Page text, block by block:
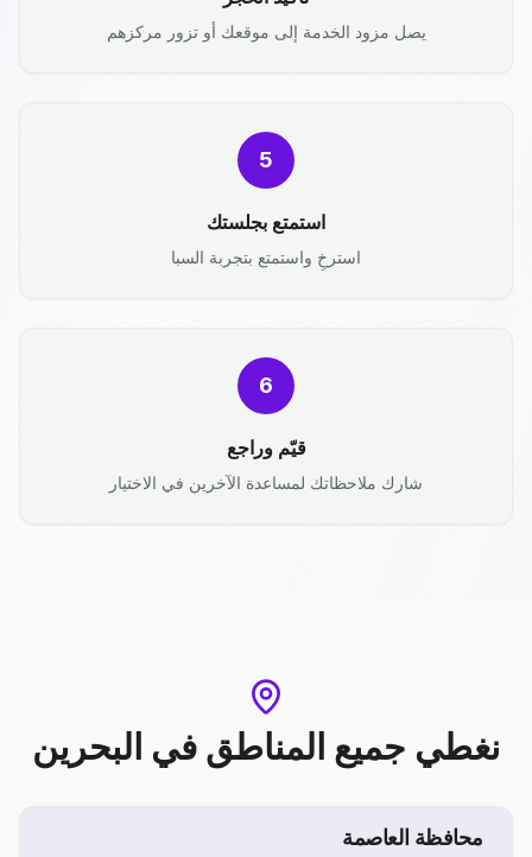
يصل مزود الخدمة إلى موقعك أو تزور مركزهم
5
استمتع بجلستك
استرخِ واستمتع بتجربة السبا
6
قيّم وراجع
شارك ملاحظاتك لمساعدة الآخرين في الاختيار
نغطي جميع المناطق في البحرين
محافظة العاصمة